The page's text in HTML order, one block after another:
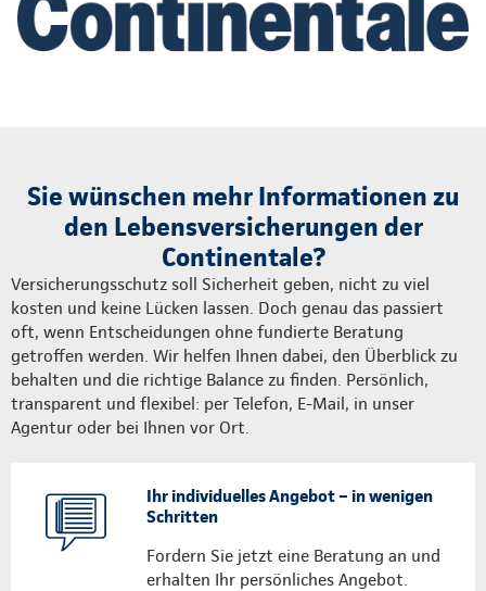
Sie wünschen mehr Informationen zu
den Lebensversicherungen der
Continentale?
Versicherungsschutz soll Sicherheit geben, nicht zu viel
kosten und keine Lücken lassen. Doch genau das passiert
oft, wenn Entscheidungen ohne fundierte Beratung
getroffen werden. Wir helfen Ihnen dabei, den Überblick zu
behalten und die richtige Balance zu finden. Persönlich,
transparent und flexibel: per Telefon, E-Mail, in unser
Agentur oder bei Ihnen vor Ort.
Ihr individuelles Angebot – in wenigen
Schritten
Fordern Sie jetzt eine Beratung an und
erhalten Ihr persönliches Angebot.